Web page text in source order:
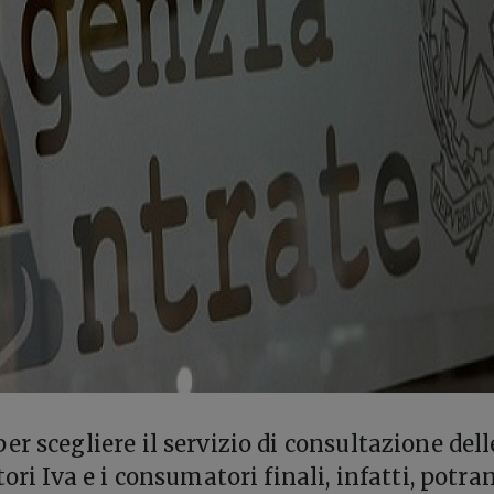
scegliere il servizio di consultazione
Iva e i consumatori finali, infatti,